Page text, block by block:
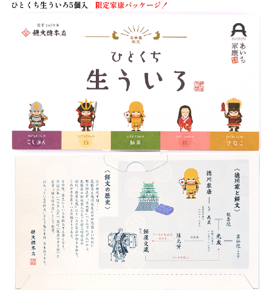
ひとくち生ういろ5個入 限定家康パッケージ！